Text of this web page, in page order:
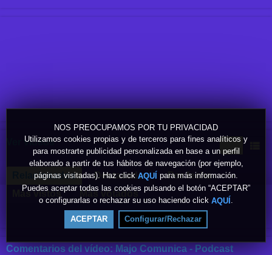
NOS PREOCUPAMOS POR TU PRIVACIDAD
Utilizamos cookies propias y de terceros para fines analíticos y
para mostrarte publicidad personalizada en base a un perfil
elaborado a partir de tus hábitos de navegación (por ejemplo,
páginas visitadas). Haz click AQUÍ para más información.
Puedes aceptar todas las cookies pulsando el botón “ACEPTAR”
o configurarlas o rechazar su uso haciendo click AQUÍ
ACEPTAR Configurar/Rechazar
Ver vídeos
Relacionados Destacados
Por fecha
Más vistos
Más votados
Comentarios del vídeo: Majo Comunica - Podcast